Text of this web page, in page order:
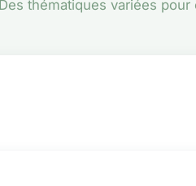
Des thématiques variées